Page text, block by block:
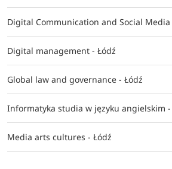
Wyższa Szkoła Biznesu w Gorzowie
Digital management - Łódź
Global law and governance - Łódź
Informatyka studia w języku angielskim -
Media arts cultures - Łódź